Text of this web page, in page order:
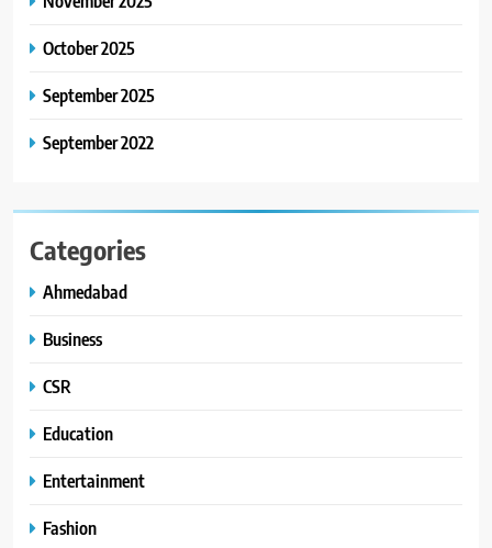
October 2025
September 2025
September 2022
Categories
Ahmedabad
Business
CSR
Education
Entertainment
Fashion